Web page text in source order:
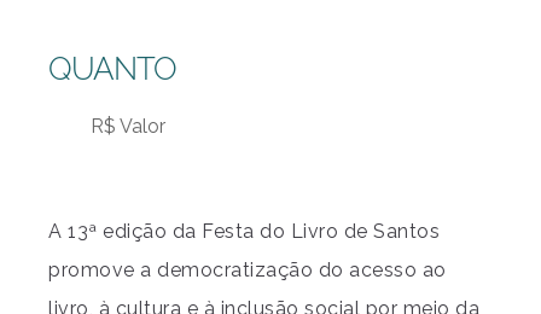
QUANTO
R$ Valor
A 13ª edição da Festa do Livro de Santos
promove a democratização do acesso ao
livro, à cultura e à inclusão social por meio da